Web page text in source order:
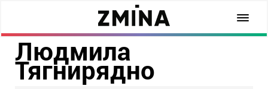
Людмила
Тягнирядно